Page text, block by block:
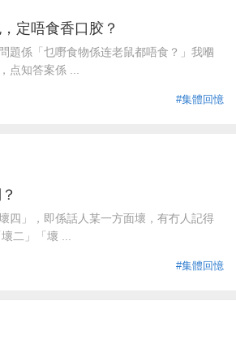
定唔食香口胶？
題係「乜嘢食物係连老鼠都唔食？」我嗰
点知答案係 ...
#集體回憶
四」，即係話人某一方面壞，有冇人記得
二」「壞 ...
#集體回憶